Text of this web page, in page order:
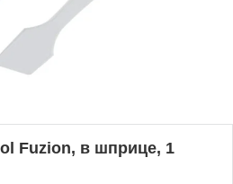
Fuzion, в шприце, 1